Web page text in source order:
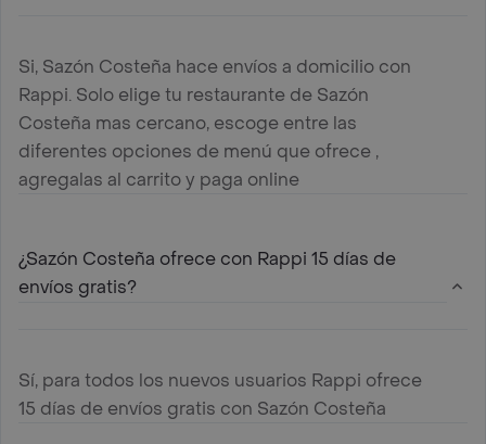
Si, Sazón Costeña hace envíos a domicilio con
Rappi. Solo elige tu restaurante de Sazón
Costeña mas cercano, escoge entre las
diferentes opciones de menú que ofrece ,
agregalas al carrito y paga online
¿Sazón Costeña ofrece con Rappi 15 días de
envíos gratis?
Sí, para todos los nuevos usuarios Rappi ofrece
15 días de envíos gratis con Sazón Costeña